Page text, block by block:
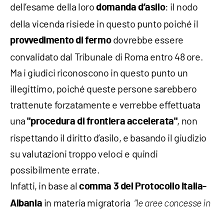
dell’esame della lorodomanda d’asilo: il nodo
della vicenda risiede in questo punto poiché il
provvedimento di fermodovrebbe essere
convalidato dal Tribunale di Roma entro 48 ore.
Ma i giudici riconoscono in questo punto un
illegittimo, poiché queste persone sarebbero
trattenute forzatamente e verrebbe effettuata
una "procedura di frontiera accelerata", non
rispettando il diritto d’asilo, e basando il giudizio
su valutazioni troppo veloci e quindi
possibilmente errate.
Infatti, in base al comma 3 del Protocollo Italia-
Albania in materia migratoria “le aree concesse in